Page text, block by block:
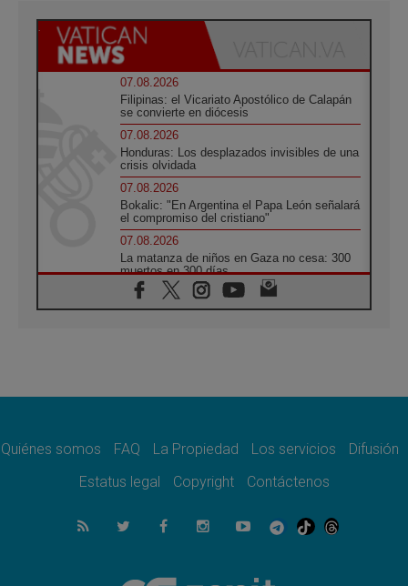
07.08.2026
Filipinas: el Vicariato Apostólico de Calapán
se convierte en diócesis
07.08.2026
Honduras: Los desplazados invisibles de una
crisis olvidada
07.08.2026
Bokalic: "En Argentina el Papa León señalará
el compromiso del cristiano"
07.08.2026
La matanza de niños en Gaza no cesa: 300
muertos en 300 días
07.08.2026
Tagle: La guerra desfigura el mundo, solo la
como misión al servicio del Evangelio
SIGNIS 2026, dar voz a las religiosas en el
07.08.2026
Lanzan un proyecto de empoderamiento
Quiénes somos FAQ La Propiedad Los servicios
Difusión
Estatus legal
Copyright Contáctenos